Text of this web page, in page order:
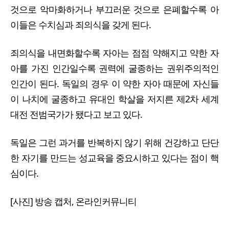
것으로 악마화하거나 부끄러운 것으로 은폐할수록 아
이들은 수치심과 죄의식을 갖게 된다.
죄의식을 내면화할수록 자아는 점점 약해지고 약한 자
아를 가진 인간일수록 권력에 굴종하는 권위주의적인
인간이 된다. 독일의 경우 이 약한 자아 때문에 자신들
이 나치에 굴종하고 유대인 학살을 저지른 제2차 세계
대전 전범국가가 됐다고 보고 있다.
독일은 그런 과거를 반복하지 않기 위해 건강하고 단단
한 자기를 만드는 성교육을 중요시하고 있다는 점이 핵
심이다.
[사진] 방송 캡처, 온라인커뮤니티